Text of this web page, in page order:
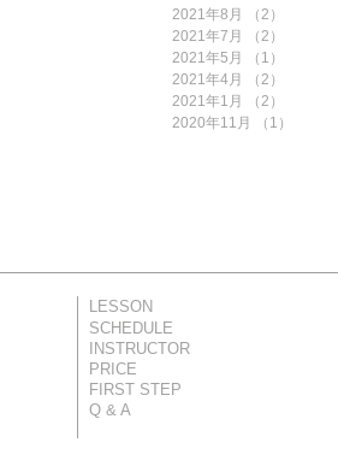
2021年8月
（2）
2021年7月
（2）
2021年5月
（1）
2021年4月
（2）
2021年1月
（2）
2020年11月
（1）
LESSON
SCHEDULE
INSTRUCTOR
PRICE
FIRST STEP
Q & A